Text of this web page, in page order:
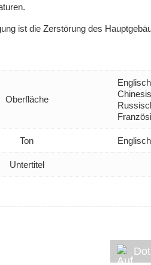
ist die Zerstörung des
Oberfläche
Ton
Untertitel